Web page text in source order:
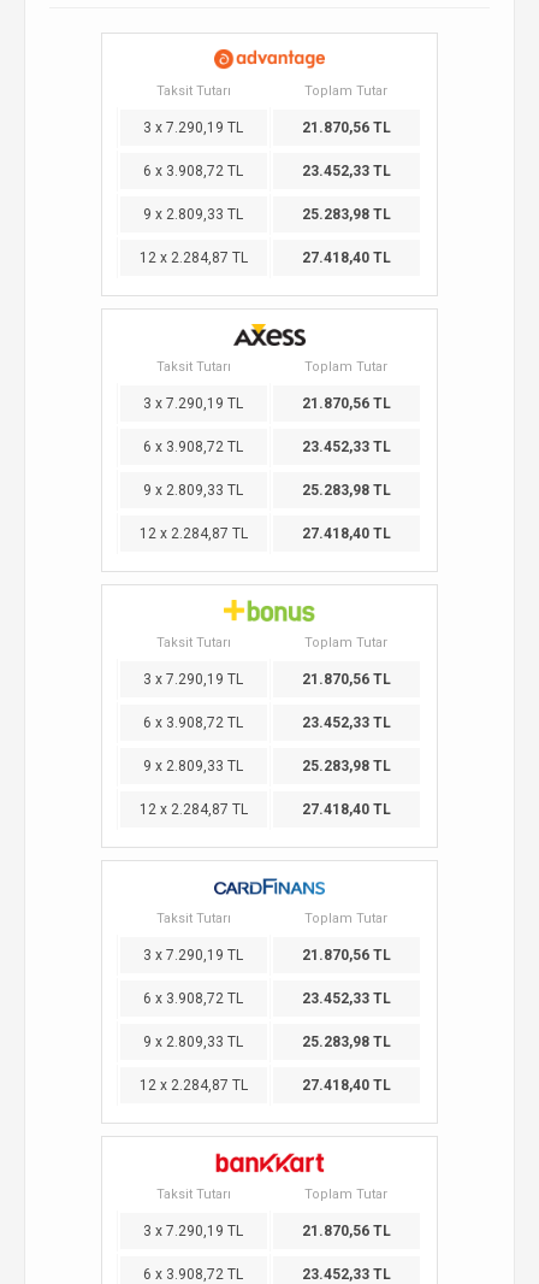
Taksit Tutarı Toplam Tutar
3 x 7.290,19 TL 21.870,56 TL
6 x 3.908,72 TL 23.452,33 TL
9 x 2.809,33 TL 25.283,98 TL
12 x 2.284,87 TL 27.418,40 TL
Taksit Tutarı Toplam Tutar
3 x 7.290,19 TL 21.870,56 TL
6 x 3.908,72 TL 23.452,33 TL
9 x 2.809,33 TL 25.283,98 TL
12 x 2.284,87 TL 27.418,40 TL
Taksit Tutarı Toplam Tutar
3 x 7.290,19 TL 21.870,56 TL
6 x 3.908,72 TL 23.452,33 TL
9 x 2.809,33 TL 25.283,98 TL
12 x 2.284,87 TL 27.418,40 TL
Taksit Tutarı Toplam Tutar
3 x 7.290,19 TL 21.870,56 TL
6 x 3.908,72 TL 23.452,33 TL
9 x 2.809,33 TL 25.283,98 TL
12 x 2.284,87 TL 27.418,40 TL
Taksit Tutarı Toplam Tutar
3 x 7.290,19 TL 21.870,56 TL
6 x 3.908,72 TL 23.452,33 TL